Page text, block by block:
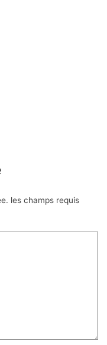
les champs requis